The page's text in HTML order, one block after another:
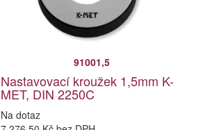
91001,5
Nastavovací kroužek 1,5mm K-
MET, DIN 2250C
Na dotaz